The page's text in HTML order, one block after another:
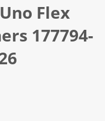
Flex
177794-